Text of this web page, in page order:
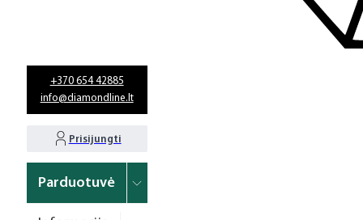
+370 654 42885
info@diamondline.lt
Prisijungti
Parduotuvė